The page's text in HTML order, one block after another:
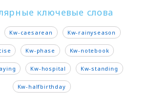
ключевые слова
Kw-caesarean Kw-rainyseason
Kw-phase Kw-notebook
Kw-hospital Kw-standing
Kw-halfbirthday